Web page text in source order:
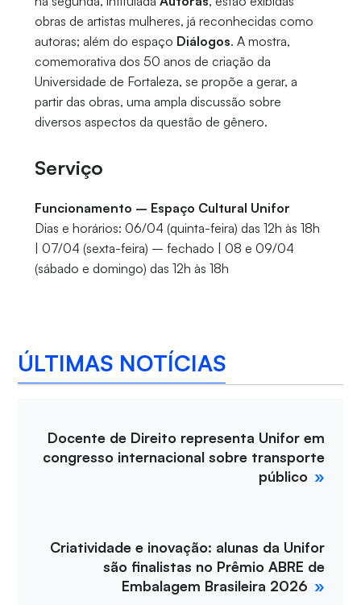
obras de artistas mulheres, já reconhecidas como
autoras; além do espaço Diálogos. A mostra,
comemorativa dos 50 anos de criação da
Universidade de Fortaleza, se propõe a gerar, a
partir das obras, uma ampla discussão sobre
diversos aspectos da questão de gênero.
Serviço
Funcionamento – Espaço Cultural Unifor
Dias e horários: 06/04 (quinta-feira) das 12h às 18h
| 07/04 (sexta-feira) – fechado | 08 e 09/04
(sábado e domingo) das 12h às 18h
ÚLTIMAS NOTÍCIAS
Docente de Direito representa Unifor em
congresso internacional sobre transporte
público
Criatividade e inovação: alunas da Unifor
são finalistas no Prêmio ABRE de
Embalagem Brasileira 2026